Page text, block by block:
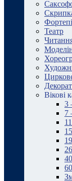
Театр
Вікові
3
7